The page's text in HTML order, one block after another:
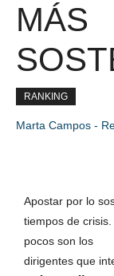
MÁS
RANKING
Marta Campos -
Apostar por lo
tiempos de
pocos son los
dirigentes que